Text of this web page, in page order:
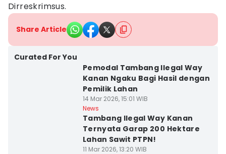
Dirreskrimsus.
Share Article
Curated For You
Pemodal Tambang Ilegal Way
Kanan Ngaku Bagi Hasil dengan
Pemilik Lahan
14 Mar 2026, 15:01 WIB
News
Tambang Ilegal Way Kanan
Ternyata Garap 200 Hektare
Lahan Sawit PTPN!
11 Mar 2026, 13:20 WIB